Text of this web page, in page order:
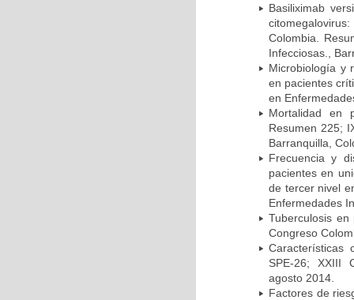
Basiliximab
Colombia.
Infecciosas.,
Microbiología y
en pacientes
en
Mortalidad en
Resumen 225;
Barranquilla,
Frecuencia y
pacientes en
de tercer nivel
Enfermedades
Tuberculosis
Congreso
Características
SPE-26; XXIII
agosto 2014.
Factores de